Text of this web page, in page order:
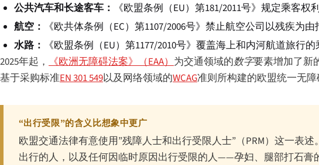
公共汽车和长途客车：
《欧盟条例（EU）第181/2011号》规定乘客权
航空：
《欧共体条例（EC）第1107/2006号》禁止航空公司以残疾为
水路：
《欧盟条例（EU）第1177/2010号》覆盖海上和内河航道旅行的
2025年起， 《欧洲无障碍法案》（EAA）为交通领域的数字要素增加了新
基于采购标准EN 301 549以及网络领域的WCAG准则所构建的欧盟统一无
“出行受限”的含义比想象中更广
欧盟交通法律有意使用”残障人士和出行受限人士”（PRM）这一表
出行的人，以及任何因临时原因出行受限的人——孕妇、腿部打石